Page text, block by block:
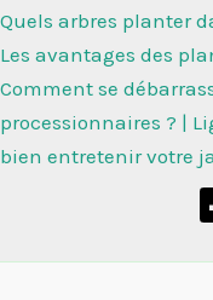
Quels arbres planter
Les avantages des
Comment se
processionnaires ? |
bien entretenir votre